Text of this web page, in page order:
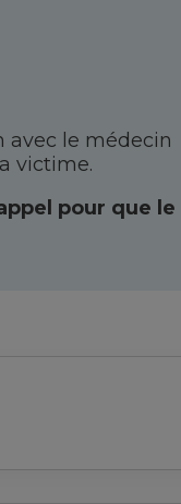
avec le médecin
victime.
pour que le